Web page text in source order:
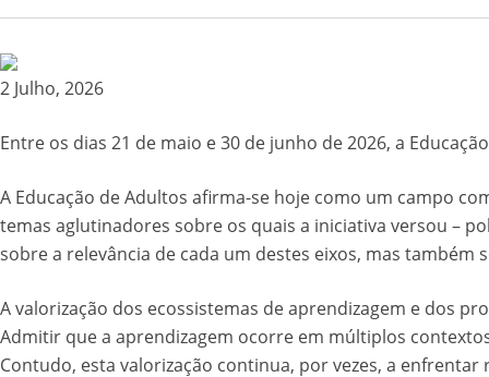
2 Julho, 2026
Entre os dias 21 de maio e 30 de junho de 2026, a
A Educação de Adultos afirma-se hoje como um campo
temas aglutinadores sobre os quais a iniciativa versou –
sobre a relevância de cada um destes eixos, mas
A valorização dos ecossistemas de aprendizagem e dos
Admitir que a aprendizagem ocorre em múltiplos
Contudo, esta valorização continua, por vezes, a